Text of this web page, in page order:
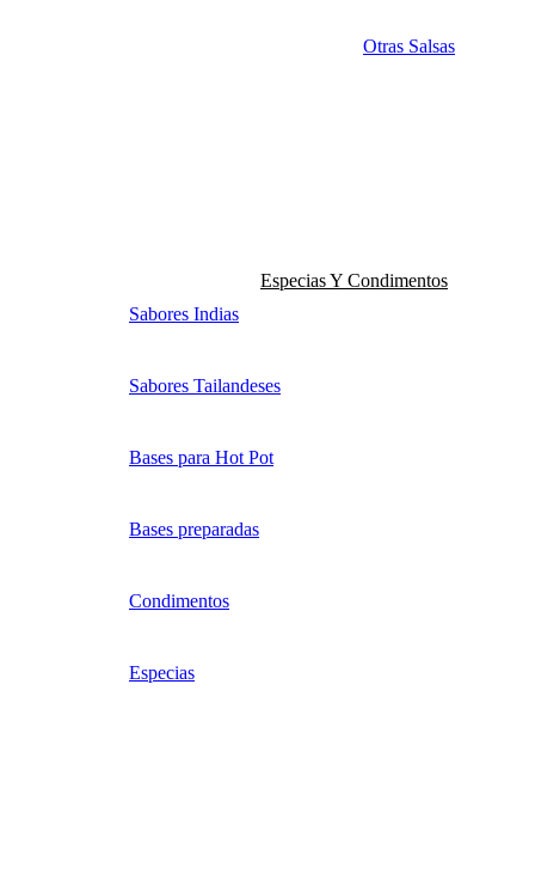
Otras Salsas
Especias Y Condimentos
Sabores Indias
Sabores Tailandeses
Bases para Hot Pot
Bases preparadas
Condimentos
Especias